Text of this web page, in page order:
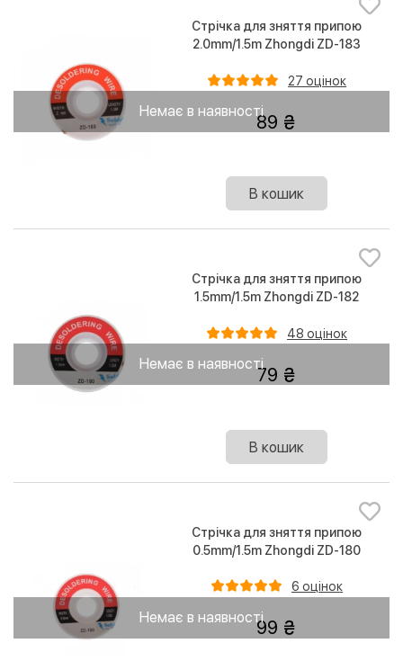
Немає в наявності
Стрічка для зняття припою
2.0mm/1.5m Zhongdi ZD-183
27 оцінок
89
В кошик
Немає в наявності
Стрічка для зняття припою
1.5mm/1.5m Zhongdi ZD-182
48 оцінок
79
В кошик
Немає в наявності
Стрічка для зняття припою
0.5mm/1.5m Zhongdi ZD-180
6 оцінок
99